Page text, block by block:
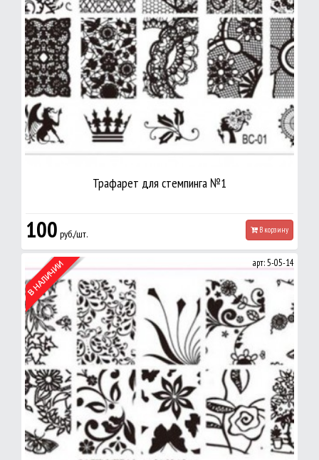
Трафарет для стемпинга №1
100 руб./шт. В корзину
арт: 5-05-14